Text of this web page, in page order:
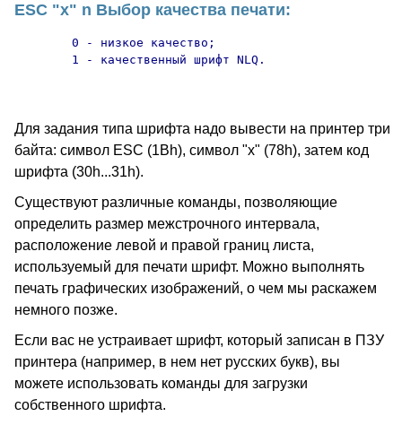
ESC "x" n Выбор качества печати:
        0 - низкое качество;
        1 - качественный шрифт NLQ.
Для задания типа шрифта надо вывести на принтер три
байта: символ ESC (1Bh), символ "x" (78h), затем код
шрифта (30h...31h).
Существуют различные команды, позволяющие
определить размер межстрочного интервала,
расположение левой и правой границ листа,
используемый для печати шрифт. Можно выполнять
печать графических изображений, о чем мы раскажем
немного позже.
Если вас не устраивает шрифт, который записан в ПЗУ
принтера (например, в нем нет русских букв), вы
можете использовать команды для загрузки
собственного шрифта.